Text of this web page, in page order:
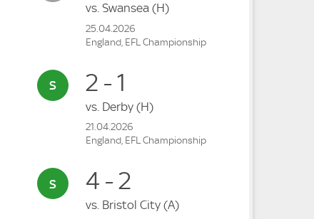
vs. Swansea (H)
25.04.2026
England, EFL Championship
2 - 1
vs. Derby (H)
21.04.2026
England, EFL Championship
4 - 2
vs. Bristol City (A)